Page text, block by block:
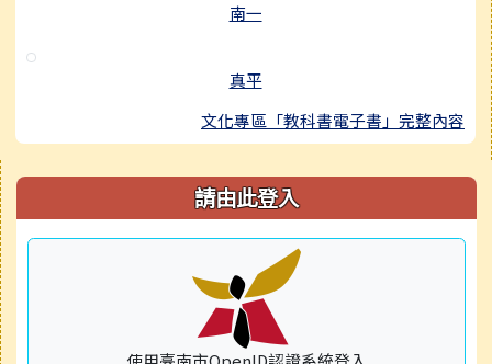
南一
真平
文化專區「教科書電子書」完整內容
右邊區域內容 請由此登入